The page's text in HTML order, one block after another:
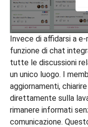
Invece di affidarsi a
funzione di chat
tutte le discussioni
un unico luogo. I
aggiornamenti,
direttamente sulla
rimanere informati
comunicazione.